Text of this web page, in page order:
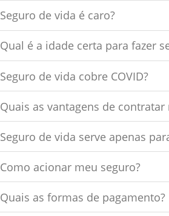
Seguro de vida é caro?
Qual é a idade certa para fazer
Seguro de vida cobre COVID?
Quais as vantagens de
Seguro de vida serve apenas
Como acionar meu seguro?
Quais as formas de pagamento?